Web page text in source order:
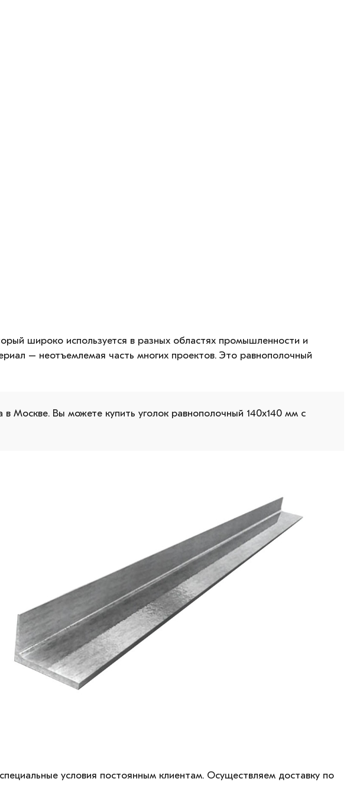
широко используется в разных областях промышленности и
– неотъемлемая часть многих проектов. Это равнополочный
Москве. Вы можете купить уголок равнополочный 140х140 мм с
условия постоянным клиентам. Осуществляем доставку по